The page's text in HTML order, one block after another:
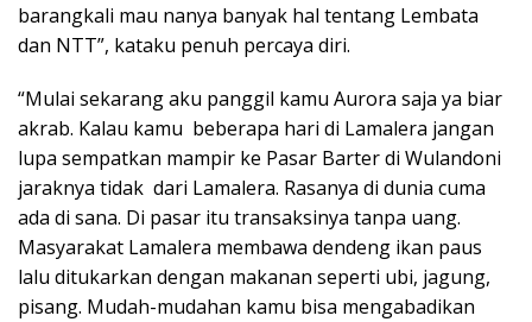
barangkali mau nanya banyak hal tentang Lembata
dan NTT”, kataku penuh percaya diri.
“Mulai sekarang aku panggil kamu Aurora saja ya biar
akrab. Kalau kamu beberapa hari di Lamalera jangan
lupa sempatkan mampir ke Pasar Barter di Wulandoni
jaraknya tidak dari Lamalera. Rasanya di dunia cuma
ada di sana. Di pasar itu transaksinya tanpa uang.
Masyarakat Lamalera membawa dendeng ikan paus
lalu ditukarkan dengan makanan seperti ubi, jagung,
pisang. Mudah-mudahan kamu bisa mengabadikan